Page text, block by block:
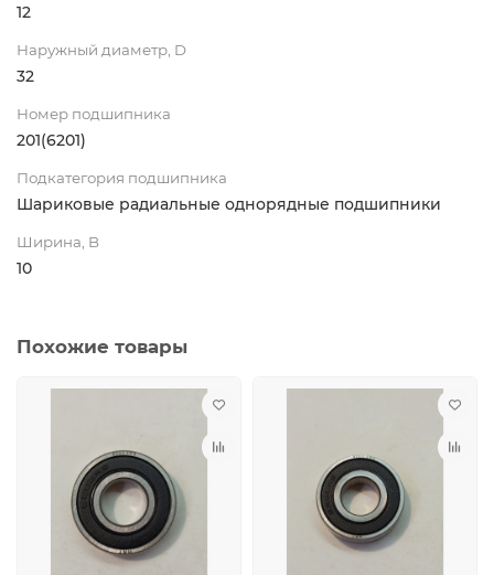
12
Наружный диаметр, D
32
Номер подшипника
201(6201)
Подкатегория подшипника
Шариковые радиальные однорядные подшипники
Ширина, B
10
Похожие товары